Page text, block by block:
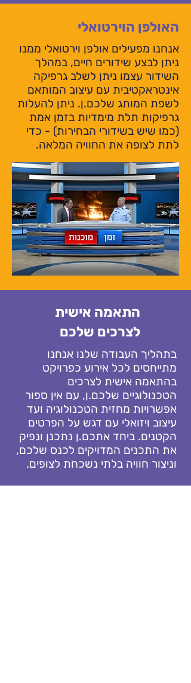
האולפן הוירטואלי
אנחנו מפעילים אולפן וירטואלי ממנו
ניתן לבצע שידורים חיים, במהלך
השידור עצמו ניתן לשלב גרפיקה
אינטראקטיבית עם עיצוב המותאם
לשפת המותג שלכם.ן. ניתן להעלות
גרפיקות תלת מימדיות בזמן אמת
(כמו שיש בשידורי הבחירות) - כדי
לתת לצופה את החוויה המלאה.
התאמה אישית
לצרכים שלכם
בתהליך העבודה שלנו אנחנו
מתייחסים לכל אירוע כפרויקט
בהתאמה אישית לצרכים
הטכנולוגיים שלכם.ן, עם אין ספור
אפשרויות מחזית הטכנולוגיה ועד
עיצוב ויזואלי עם דגש על הפרטים
הקטנים. ביחד אתכם.ן נתכנן ונפיק
את התכנים המדויקים לכנס שלכם,
וניצור חוויה בלתי נשכחת לצופים.